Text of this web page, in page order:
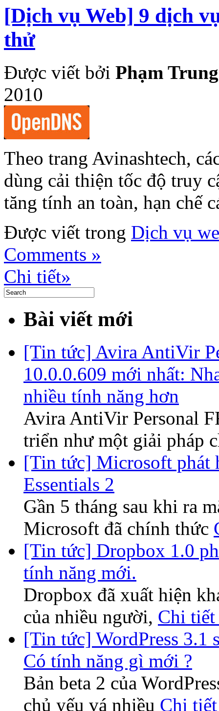
[Dịch vụ Web] 9 dịch
thử
Được viết bởi Phạm
2010
Theo trang Avinashtech,
dùng cải thiện tốc độ truy
tăng tính an toàn, hạn chế
Được viết trong Dịch vụ
Comments »
Chi tiết»
Bài viết mới
[Tin tức] Avira AntiVir
10.0.0.609 mới nhất:
nhiều tính năng hơn
Avira AntiVir Personal
triển như một giải pháp
[Tin tức] Microsoft phát
Essentials 2
Gần 5 tháng sau khi ra
Microsoft đã chính thức
[Tin tức] Dropbox 1.0
tính năng mới.
Dropbox đã xuất hiện
của nhiều người, Chi tiết
[Tin tức] WordPress 3.1
Có tính năng gì mới ?
Bản beta 2 của
chủ yếu vá nhiều Chi